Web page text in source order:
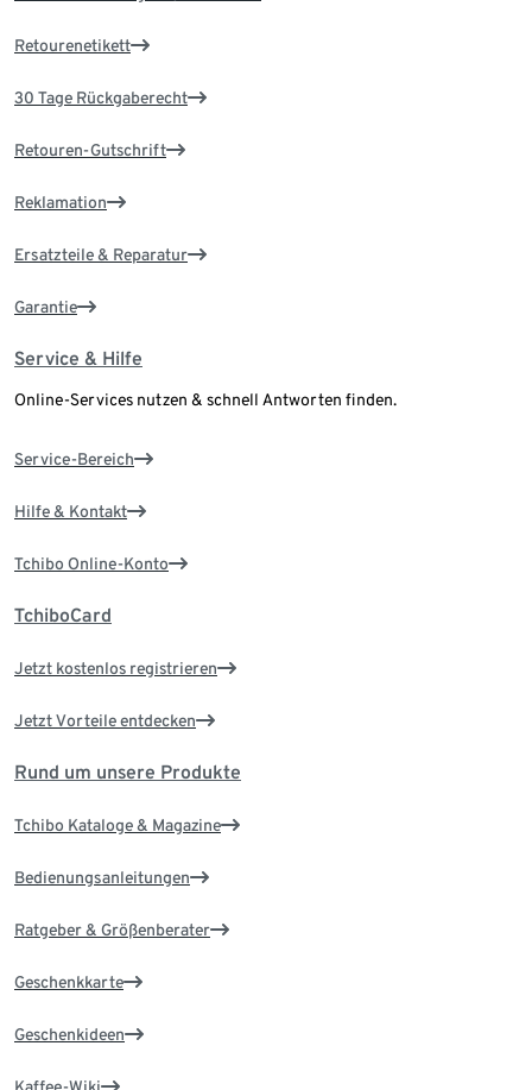
Retourenetikett
30 Tage Rückgaberecht
Retouren-Gutschrift
Reklamation
Ersatzteile & Reparatur
Garantie
Service & Hilfe
Online-Services nutzen & schnell Antworten finden.
Service-Bereich
Hilfe & Kontakt
Tchibo Online-Konto
TchiboCard
Jetzt kostenlos registrieren
Jetzt Vorteile entdecken
Rund um unsere Produkte
Tchibo Kataloge & Magazine
Bedienungsanleitungen
Ratgeber & Größenberater
Geschenkkarte
Geschenkideen